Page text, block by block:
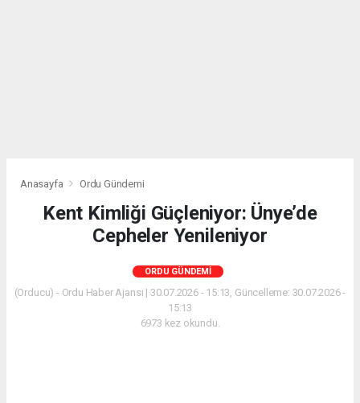
Anasayfa Ordu Gündemi
Kent Kimliği Güçleniyor: Ünye’de
Cepheler Yenileniyor
ORDU GÜNDEMI
(Orducu) - Ordu Haber Ajansı | 30.07.2026 - 15:13, Güncelleme: 30.07.2026 -
15:13
6973 kez okundu.